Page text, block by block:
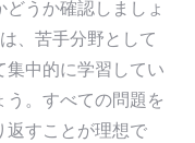
うか確認しましょ
、苦手分野として
集中的に学習してい
う。すべての問題を
返すことが理想で